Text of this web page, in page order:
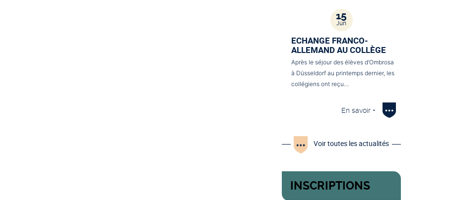
15
Jun
ECHANGE FRANCO-
ALLEMAND AU COLLÈGE
Après le séjour des élèves d’Ombrosa
à Düsseldorf au printemps dernier, les
collégiens ont reçu…
En savoir +
Voir toutes les actualités
INSCRIPTIONS